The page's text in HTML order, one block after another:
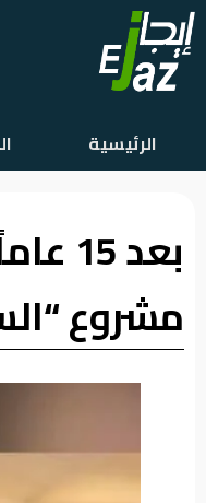
الرئيسية
المشهد
السياسي
فرشة
الأسواق
رأي
وموقف
الرئيسية
مشروع